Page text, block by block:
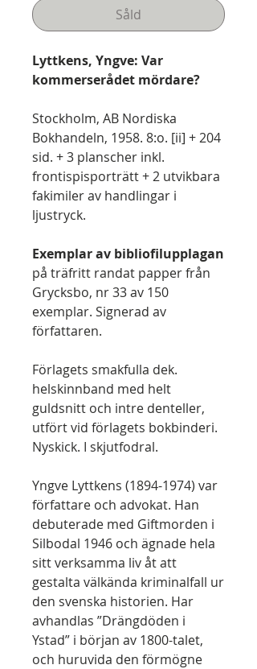
Såld
Lyttkens, Yngve: Var
kommerserådet mördare?
Stockholm, AB Nordiska
Bokhandeln, 1958. 8:o. [ii] + 204
sid. + 3 planscher inkl.
frontispisporträtt + 2 utvikbara
fakimiler av handlingar i
ljustryck.
Exemplar av bibliofilupplagan
på träfritt randat papper från
Grycksbo, nr 33 av 150
exemplar. Signerad av
författaren.
Förlagets smakfulla dek.
helskinnband med helt
guldsnitt och intre denteller,
utfört vid förlagets bokbinderi.
Nyskick. I skjutfodral.
Yngve Lyttkens (1894-1974) var
författare och advokat. Han
debuterade med Giftmorden i
Silbodal 1946 och ägnade hela
sitt verksamma liv åt att
gestalta välkända kriminalfall ur
den svenska historien. Har
avhandlas ”Drängdöden i
Ystad” i början av 1800-talet,
och huruvida den förmögne